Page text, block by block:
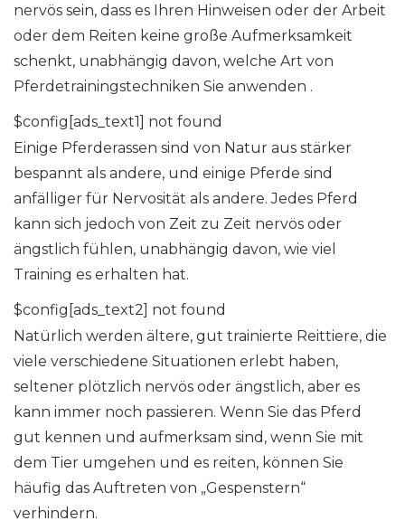
nervös sein, dass es Ihren Hinweisen oder der Arbeit
oder dem Reiten keine große Aufmerksamkeit
schenkt, unabhängig davon, welche Art von
Pferdetrainingstechniken Sie anwenden .
$config[ads_text1] not found
Einige Pferderassen sind von Natur aus stärker
bespannt als andere, und einige Pferde sind
anfälliger für Nervosität als andere. Jedes Pferd
kann sich jedoch von Zeit zu Zeit nervös oder
ängstlich fühlen, unabhängig davon, wie viel
Training es erhalten hat.
$config[ads_text2] not found
Natürlich werden ältere, gut trainierte Reittiere, die
viele verschiedene Situationen erlebt haben,
seltener plötzlich nervös oder ängstlich, aber es
kann immer noch passieren. Wenn Sie das Pferd
gut kennen und aufmerksam sind, wenn Sie mit
dem Tier umgehen und es reiten, können Sie
häufig das Auftreten von „Gespenstern“
verhindern.